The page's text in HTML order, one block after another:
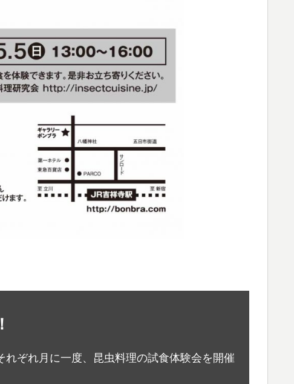
ぞれ月に一度、昆虫料理の試食体験会を開催